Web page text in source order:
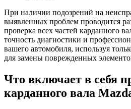
При наличии подозрений на
выявленных проблем проводится
проверка всех частей карданного
точность диагностики и
вашего автомобиля, используя
для замены поврежденных
Что включает в себя
карданного вала